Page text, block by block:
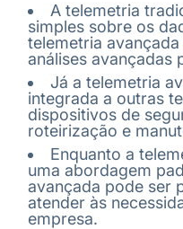
A telemetria
simples sobre os
telemetria
análises avançadas
Já a telemetria
integrada a outras
dispositivos de
roteirização e
Enquanto a
uma abordagem
avançada pode ser
atender às
empresa.